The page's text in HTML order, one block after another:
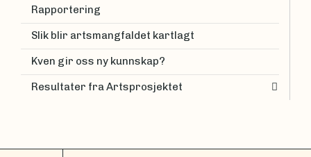
Rapportering
Slik blir artsmangfaldet kartlagt
Kven gir oss ny kunnskap?
Resultater fra Artsprosjektet